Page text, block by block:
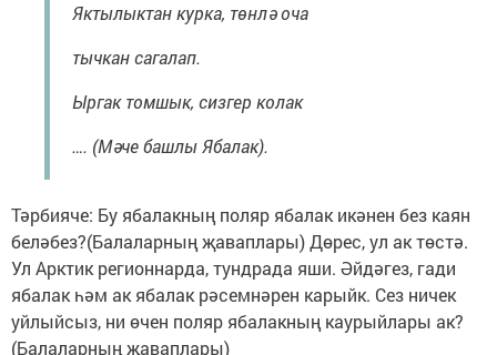
Яктылыктан курка, төнлә оча
тычкан сагалап.
Ыргак томшык, сизгер колак
…. (Мәче башлы Ябалак).
Тәрбияче: Бу ябалакның поляр ябалак икәнен без каян
беләбез?(Балаларның җаваплары) Дөрес, ул ак төстә.
Ул Арктик регионнарда, тундрада яши. Әйдәгез, гади
ябалак һәм ак ябалак рәсемнәрен карыйк. Сез ничек
уйлыйсыз, ни өчен поляр ябалакның каурыйлары ак?
(Балаларның җаваплары)